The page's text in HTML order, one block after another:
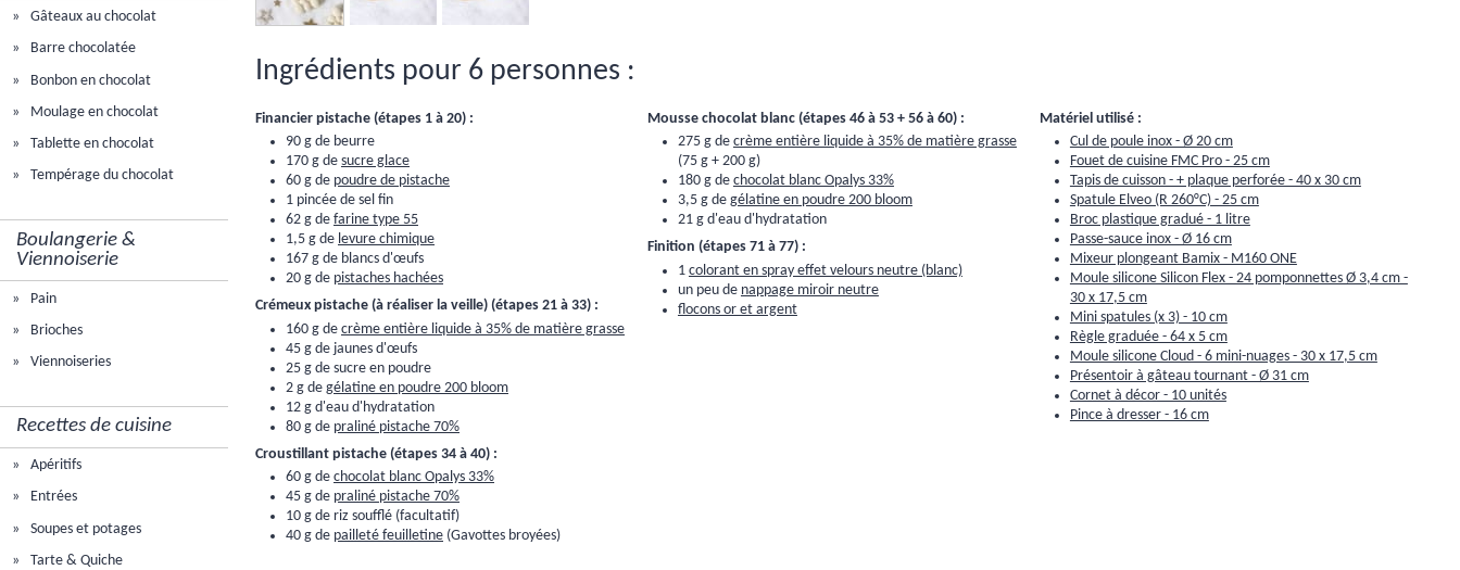
Gâteaux au chocolat
Barre chocolatée
Bonbon en chocolat
Moulage en chocolat
Tablette en chocolat
Tempérage du chocolat
Boulangerie &
Viennoiserie
Pain
Brioches
Viennoiseries
Recettes de cuisine
Apéritifs
Entrées
Soupes et potages
Tarte & Quiche
Ingrédients pour 6 personnes :
Financier pistache (étapes 1 à 20) :
90 g de beurre
170 g de sucre glace
60 g de poudre de pistache
1 pincée de sel fin
62 g de farine type 55
1,5 g de levure chimique
167 g de blancs d'œufs
20 g de pistaches hachées
Crémeux pistache (à réaliser la veille) (étapes 21 à 33) :
160 g de crème entière liquide à 35% de matière grasse
45 g de jaunes d'œufs
25 g de sucre en poudre
2 g de gélatine en poudre 200 bloom
12 g d'eau d'hydratation
80 g de praliné pistache 70%
Croustillant pistache (étapes 34 à 40) :
60 g de chocolat blanc Opalys 33%
45 g de praliné pistache 70%
10 g de riz soufflé (facultatif)
40 g de pailleté feuilletine (Gavottes broyées)
Mousse chocolat blanc (étapes 46 à 53 + 56 à 60) :
275 g de crème entière liquide à 35% de matière grasse
(75 g + 200 g)
180 g de chocolat blanc Opalys 33%
3,5 g de gélatine en poudre 200 bloom
21 g d'eau d'hydratation
Finition (étapes 71 à 77) :
1 colorant en spray effet velours neutre (blanc)
un peu de nappage miroir neutre
flocons or et argent
Matériel utilisé :
Cul de poule inox - Ø 20 cm
Fouet de cuisine FMC Pro - 25 cm
Tapis de cuisson - + plaque perforée - 40 x 30 cm
Spatule Elveo (R 260°C) - 25 cm
Broc plastique gradué - 1 litre
Passe-sauce inox - Ø 16 cm
Mixeur plongeant Bamix - M160 ONE
Moule silicone Silicon Flex - 24 pomponnettes Ø 3,4 cm -
30 x 17,5 cm
Mini spatules (x 3) - 10 cm
Règle graduée - 64 x 5 cm
Moule silicone Cloud - 6 mini-nuages - 30 x 17,5 cm
Présentoir à gâteau tournant - Ø 31 cm
Cornet à décor - 10 unités
Pince à dresser - 16 cm